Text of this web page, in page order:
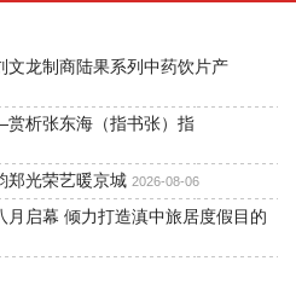
龙制商陆果系列中药饮片产
析张东海（指书张）指
郑光荣艺暖京城 2026-08-06
月启幕 倾力打造滇中旅居度假目的